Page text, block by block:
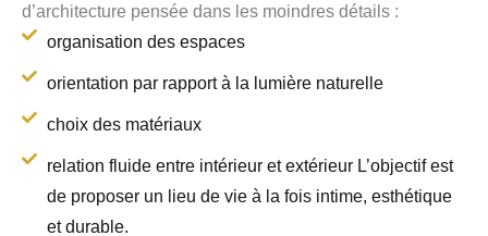
d’architecture pensée dans les moindres détails :
organisation des espaces
orientation par rapport à la lumière naturelle
choix des matériaux
relation fluide entre intérieur et extérieur L’objectif est
de proposer un lieu de vie à la fois intime, esthétique
et durable.